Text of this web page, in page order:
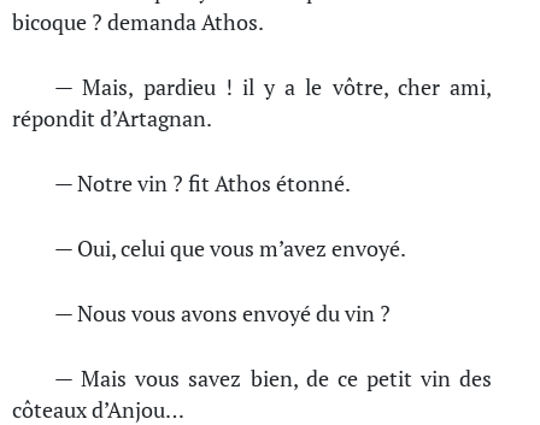
bicoque ? demanda Athos.
— Mais, pardieu ! il y a le vôtre, cher ami,
répondit d’Artagnan.
— Notre vin ? fit Athos étonné.
— Oui, celui que vous m’avez envoyé.
— Nous vous avons envoyé du vin ?
— Mais vous savez bien, de ce petit vin des
côteaux d’Anjou…